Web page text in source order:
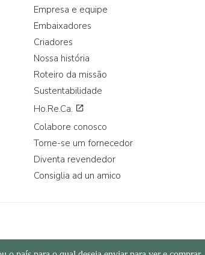
Empresa e equipe
Embaixadores
Criadores
Nossa história
Roteiro da missão
Sustentabilidade
Ho.Re.Ca.
Colabore conosco
Torne-se um fornecedor
Diventa revendedor
Consiglia ad un amico